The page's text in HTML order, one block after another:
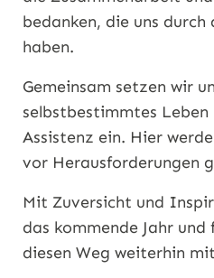
bedanken, die uns
haben.
Gemeinsam setzen wir
selbstbestimmtes
Assistenz ein. Hier
vor Herausforderungen
Mit Zuversicht und
das kommende Jahr und
diesen Weg weiterhin